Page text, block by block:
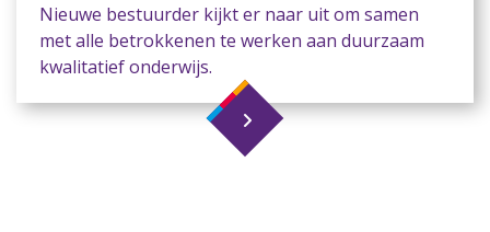
Nieuwe bestuurder kijkt er naar uit om samen
met alle betrokkenen te werken aan duurzaam
kwalitatief onderwijs.